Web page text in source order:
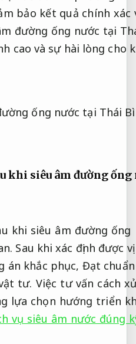
bảo kết quả chính
đường ống nước tại
cao và sự hài lòng cho
khi siêu âm đường
khi siêu âm đường
Sau khi xác định được
án khắc phục, Đạt
tư. Việc tư vấn cách
lựa chọn hướng triển
vụ siêu âm nước đúng